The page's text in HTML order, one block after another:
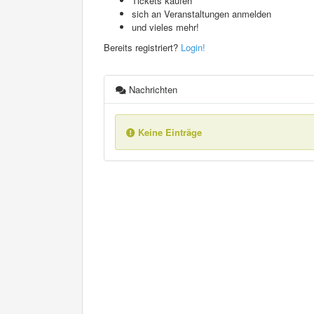
sich an Veranstaltungen anmelden
und vieles mehr!
Bereits registriert? Login!
Nachrichten
Keine Einträge